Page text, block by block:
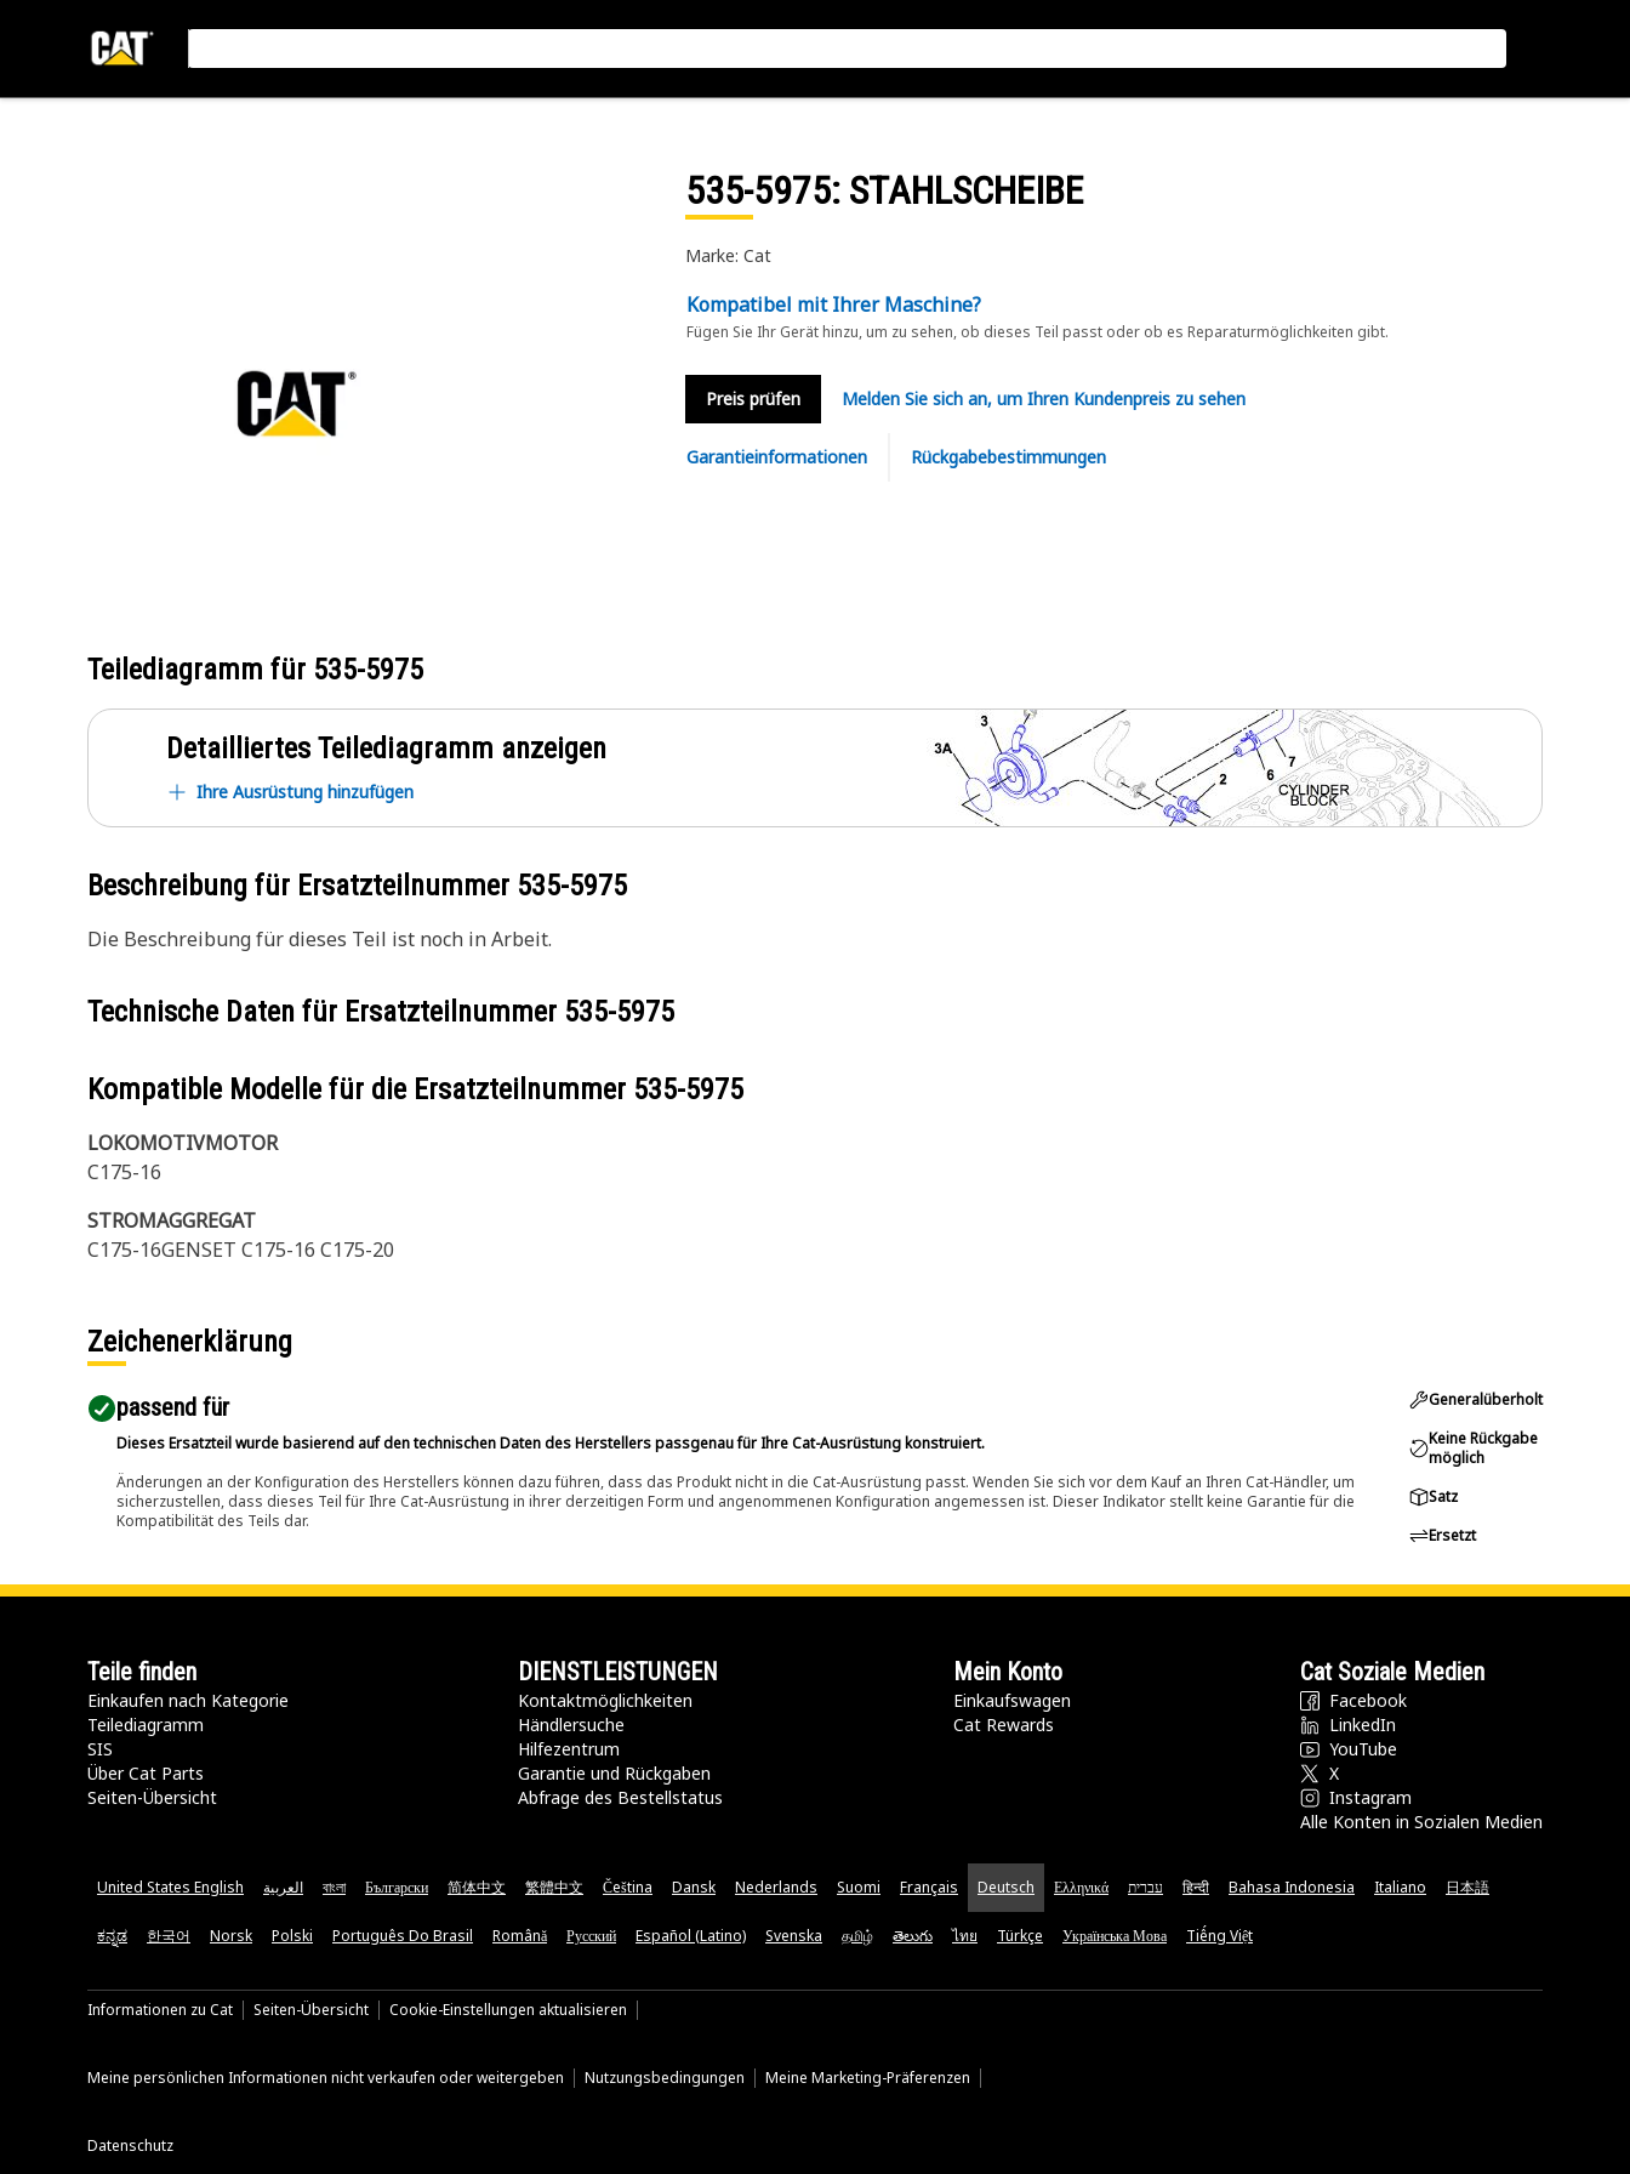
535-5975: STAHLSCHEIBE
Marke: Cat
Kompatibel mit Ihrer Maschine?
Fügen Sie Ihr Gerät hinzu, um zu sehen, ob dieses Teil passt oder ob es Reparaturmöglichkeiten gibt.
Preis prüfen Melden Sie sich an, um Ihren Kundenpreis zu sehen
Garantieinformationen Rückgabebestimmungen
Teilediagramm für 535-5975
Detailliertes Teilediagramm anzeigen
Ihre Ausrüstung hinzufügen
Beschreibung für Ersatzteilnummer 535-5975
Die Beschreibung für dieses Teil ist noch in Arbeit.
Technische Daten für Ersatzteilnummer 535-5975
Kompatible Modelle für die Ersatzteilnummer 535-5975
LOKOMOTIVMOTOR
C175-16
STROMAGGREGAT
C175-16GENSET C175-16 C175-20
Zeichenerklärung
passend für​
Dieses Ersatzteil wurde basierend auf den technischen Daten des Herstellers passgenau für Ihre Cat-Ausrüstung konstruiert.
Änderungen an der Konfiguration des Herstellers können dazu führen, dass das Produkt nicht in die Cat-Ausrüstung passt. Wenden Sie sich vor dem Kauf an Ihren Cat-Händler, um
sicherzustellen, dass dieses Teil für Ihre Cat-Ausrüstung in ihrer derzeitigen Form und angenommenen Konfiguration angemessen ist. Dieser Indikator stellt keine Garantie für die
Kompatibilität des Teils dar.
Generalüberholt
Keine Rückgabe
möglich
Satz
Ersetzt
Teile finden
Einkaufen nach Kategorie
Teilediagramm
SIS
Über Cat Parts
Seiten-Übersicht
DIENSTLEISTUNGEN
Kontaktmöglichkeiten​
Händlersuche
Hilfezentrum
Garantie und Rückgaben
Abfrage des Bestellstatus
Mein Konto
Einkaufswagen
Cat Rewards
Cat Soziale Medien
Facebook
LinkedIn
YouTube
X
Instagram
Alle Konten in Sozialen Medien
United States English العربية বাংলা Български 简体中文 繁體中文 Čeština Dansk Nederlands Suomi Français Deutsch Ελληνικά עברית हिन्दी Bahasa Indonesia Italiano 日本語
ಕನ್ನಡ 한국어 Norsk Polski Português Do Brasil Română Русский Español (Latino) Svenska தமிழ் తెలుగు ไทย Türkçe Українська Мова Tiếng Việt
Informationen zu Cat Seiten-Übersicht Cookie-Einstellungen aktualisieren
Meine persönlichen Informationen nicht verkaufen oder weitergeben Nutzungsbedingungen Meine Marketing-Präferenzen
Datenschutz